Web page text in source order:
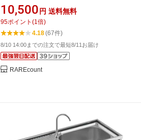
G76[約幅76x奥行40x高さ80cm])
10,500 円 送料無料
95ポイント (1倍)
4.18(67件)
8/10 14:00までの注文で最短8/11お届け
RAREcount